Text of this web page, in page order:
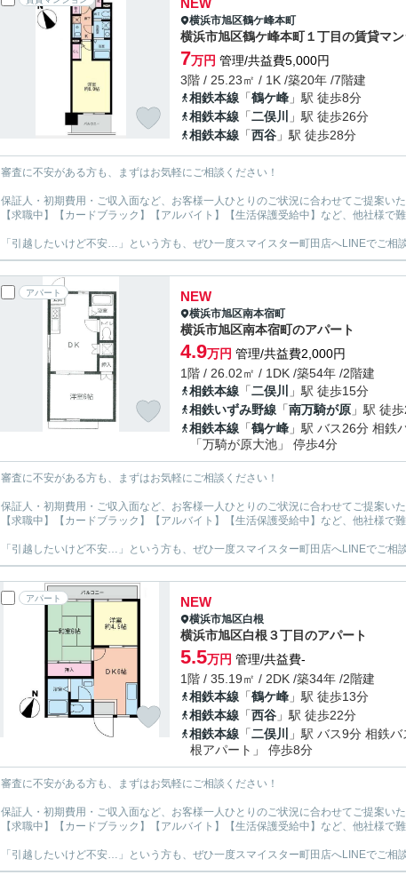
NEW
横浜市旭区鶴ケ峰本町
横浜市旭区鶴ケ峰本町１丁目の賃貸マ
7万円 管理/共益費5,000円
3階 / 25.23㎡ / 1K /築20年 /7階建
相鉄本線 「鶴ケ峰 」駅 徒歩8分
相鉄本線 「二俣川
」駅 徒歩26分
相鉄本線 「西谷 」駅 徒歩28分
審査に不安がある方も、まずはお気軽にご相談ください！
保証人・初期費用・ご収入面など、お客様一人ひとりのご状況に合わせてご提案いた
【求職中】【カードブラック】【アルバイト】【生活保護受給中】など、他社様で
「引越したいけど不安…」という方も、ぜひ一度スマイスター町田店へLINEでご相
アパート NEW
横浜市旭区南本宿町
横浜市旭区南本宿町のアパート
4.9万円 管理/共益費2,000円
1階 / 26.02㎡ / 1DK /築54年 /2階建
相鉄本線 「二俣川
」駅 徒歩15分
相鉄いずみ野線 「南万騎が原 」駅 徒
相鉄本線 「鶴ケ峰 」駅 バス26分 相鉄
「万騎が原大池」 停歩4分
審査に不安がある方も、まずはお気軽にご相談ください！
保証人・初期費用・ご収入面など、お客様一人ひとりのご状況に合わせてご提案いた
【求職中】【カードブラック】【アルバイト】【生活保護受給中】など、他社様で
「引越したいけど不安…」という方も、ぜひ一度スマイスター町田店へLINEでご相
アパート NEW
横浜市旭区白根
横浜市旭区白根３丁目のアパート
5.5万円 管理/共益費-
1階 / 35.19㎡ / 2DK /築34年 /2階建
相鉄本線 「鶴ケ峰 」駅 徒歩13分
相鉄本線 「西谷 」駅 徒歩22分
相鉄本線 「二俣川
」駅 バス9分 相鉄バ
根アパート」 停歩8分
審査に不安がある方も、まずはお気軽にご相談ください！
保証人・初期費用・ご収入面など、お客様一人ひとりのご状況に合わせてご提案いた
【求職中】【カードブラック】【アルバイト】【生活保護受給中】など、他社様で
「引越したいけど不安…」という方も、ぜひ一度スマイスター町田店へLINEでご相